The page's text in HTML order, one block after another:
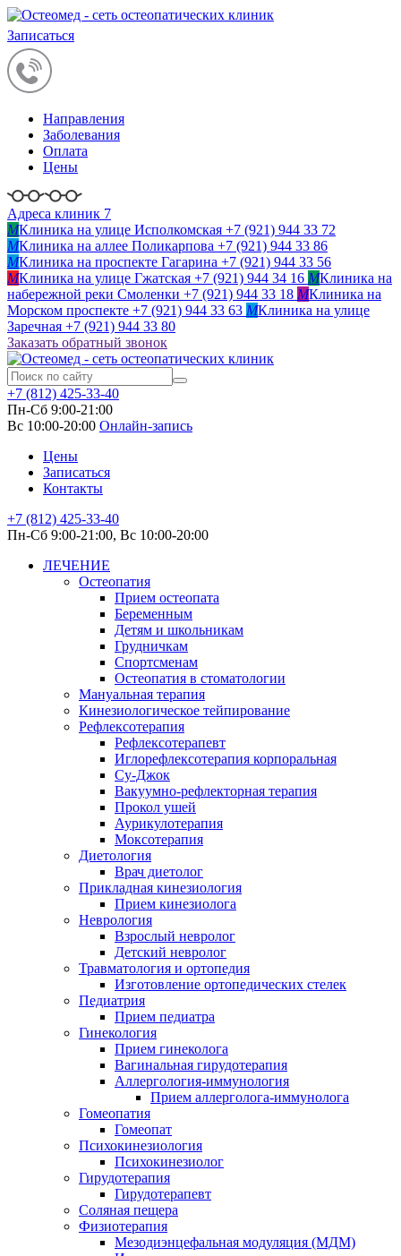
Записаться
Направления
Заболевания
Оплата
Цены
Адреса клиник 7
MКлиника на улице Исполкомская +7 (921) 944 33 72
MКлиника на аллее Поликарпова +7 (921) 944 33 86
MКлиника на проспекте Гагарина +7 (921) 944 33 56
MКлиника на улице Гжатская +7 (921) 944 34 16 MКлиника на
набережной реки Смоленки +7 (921) 944 33 18 MКлиника на
Морском проспекте +7 (921) 944 33 63 MКлиника на улице
Заречная +7 (921) 944 33 80
Заказать обратный звонок
+7 (812) 425-33-40
Пн-Сб 9:00-21:00
Вс 10:00-20:00 Онлайн-запись
Цены
Записаться
Контакты
+7 (812) 425-33-40
Пн-Сб 9:00-21:00, Вс 10:00-20:00
ЛЕЧЕНИЕ
Остеопатия
Прием остеопата
Беременным
Детям и школьникам
Грудничкам
Спортсменам
Остеопатия в стоматологии
Мануальная терапия
Кинезиологическое тейпирование
Рефлексотерапия
Рефлексотерапевт
Иглорефлексотерапия корпоральная
Су-Джок
Вакуумно-рефлекторная терапия
Прокол ушей
Аурикулотерапия
Моксотерапия
Диетология
Врач диетолог
Прикладная кинезиология
Прием кинезиолога
Неврология
Взрослый невролог
Детский невролог
Травматология и ортопедия
Изготовление ортопедических стелек
Педиатрия
Прием педиатра
Гинекология
Прием гинеколога
Вагинальная гирудотерапия
Аллергология-иммунология
Прием аллерголога-иммунолога
Гомеопатия
Гомеопат
Психокинезиология
Психокинезиолог
Гирудотерапия
Гирудотерапевт
Соляная пещера
Физиотерапия
Мезодиэнцефальная модуляция (МДМ)